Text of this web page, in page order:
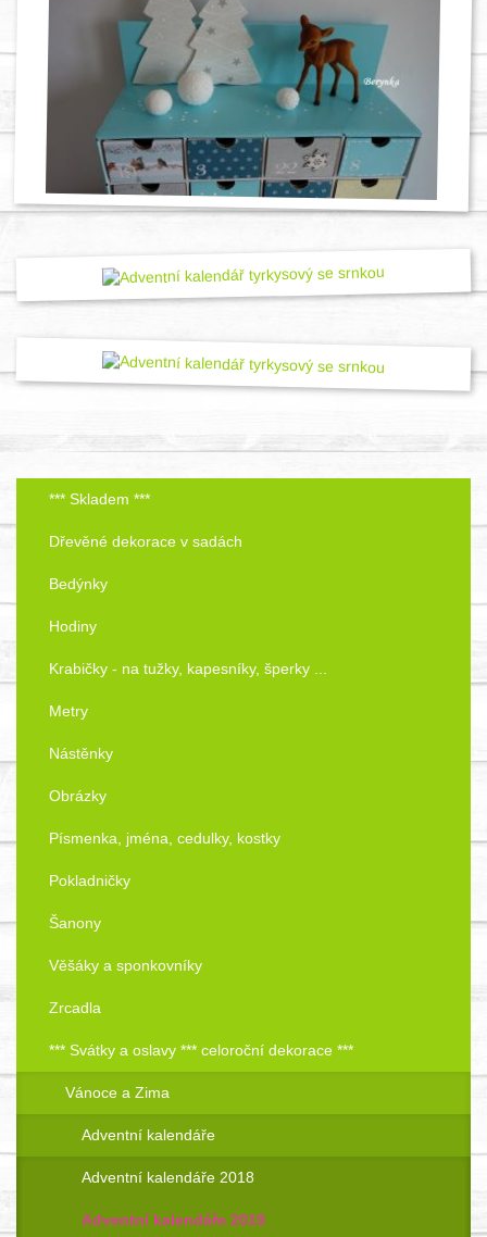
*** Skladem ***
Dřevěné dekorace v sadách
Bedýnky
Hodiny
Krabičky - na tužky, kapesníky, šperky ...
Metry
Nástěnky
Obrázky
Písmenka, jména, cedulky, kostky
Pokladničky
Šanony
Věšáky a sponkovníky
Zrcadla
*** Svátky a oslavy *** celoroční dekorace ***
Vánoce a Zima
Adventní kalendáře
Adventní kalendáře 2018
Adventní kalendáře 2019